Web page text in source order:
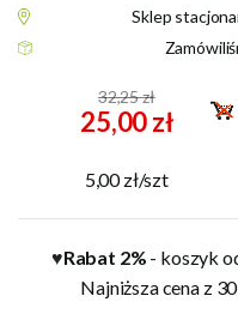
Sklep
32,25 zł
25,00 zł
5,00 zł/szt
♥Rabat 2% - koszyk
Najniższa cena z